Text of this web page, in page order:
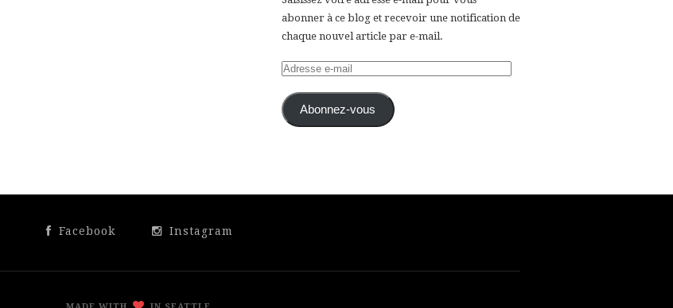
abonner à ce blog et recevoir une notification de
chaque nouvel article par e-mail.
Adresse
mail Abonnez-vous
Facebook Instagram